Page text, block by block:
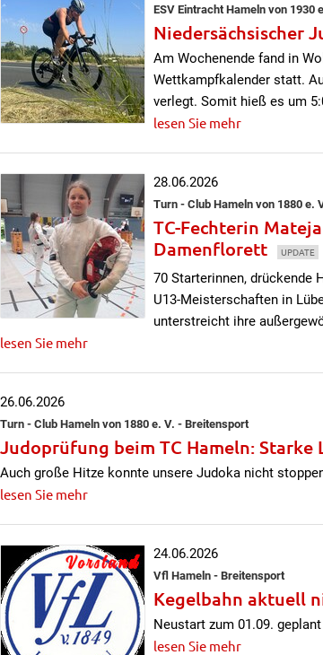
ESV Eintracht Hameln von 1930
Niedersächsischer
Am Wochenende fand in
Wettkampfkalender statt.
verlegt. Somit hieß es um
lesen Sie mehr
28.06.2026
Turn - Club Hameln von 1880 e.
TC-Fechterin
Damenflorett
UPDATE
70 Starterinnen, drückende
U13-Meisterschaften in
unterstreicht ihre
lesen Sie mehr
26.06.2026
Turn - Club Hameln von 1880 e. V. - Breitensport
Judoprüfung beim TC Hameln:
Auch große Hitze konnte unsere Judoka nicht
lesen Sie mehr
24.06.2026
Vfl Hameln - Breitensport
Kegelbahn aktuell
Neustart zum 01.09. geplant
lesen Sie mehr